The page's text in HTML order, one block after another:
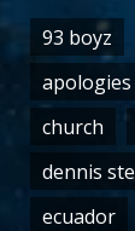
93 boyz
apologies
church
dennis
ecuador